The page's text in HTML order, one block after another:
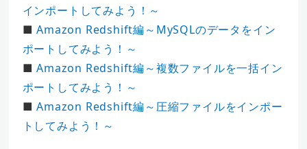
インポートしてみよう！～
■Amazon Redshift編～MySQLのデータをイン
ポートしてみよう！～
■Amazon Redshift編～複数ファイルを一括イン
ポートしてみよう！～
■Amazon Redshift編～圧縮ファイルをインポー
トしてみよう！～